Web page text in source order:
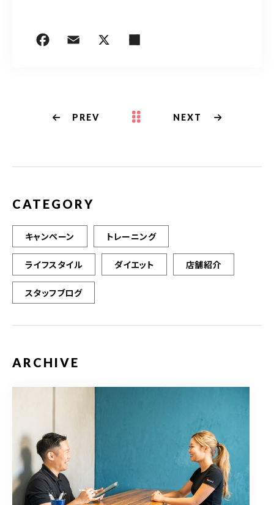
PREV NEXT
CATEGORY
キャンペーン トレーニング
ライフスタイル ダイエット 店舗紹介
スタッフブログ
ARCHIVE